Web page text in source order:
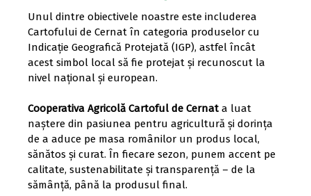
Unul dintre obiectivele noastre este includerea
Cartofului de Cernat în categoria produselor cu
Indicație Geografică Protejată (IGP), astfel încât
acest simbol local să fie protejat și recunoscut la
nivel național și european.
Cooperativa Agricolă Cartoful de Cernata luat
naștere din pasiunea pentru agricultură și dorința
de a aduce pe masa românilor un produs local,
sănătos și curat. În fiecare sezon, punem accent pe
calitate, sustenabilitate și transparență – de la
sămânță, până la produsul final.